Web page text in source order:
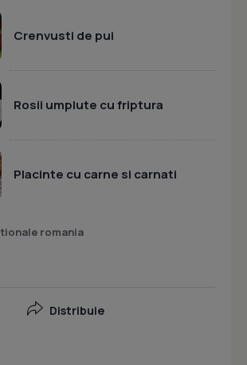
Crenvusti de pui
Rosii umplute cu friptura
Placinte cu carne si carnati
romania
Distribuie